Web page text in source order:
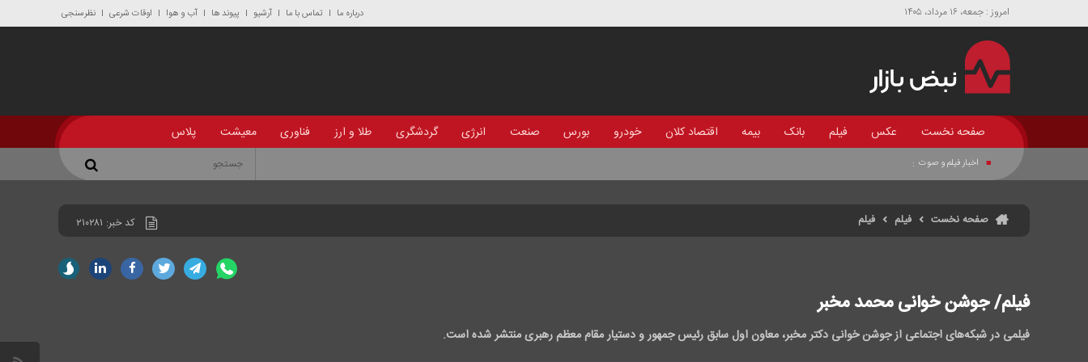
امروز : جمعه، ۱۶ مرداد، ۱۴۰۵ درباره ما تماس با ما آرشیو پیوند ها آب و هوا اوقات شرعی نظرسنجی
صفحه نخست عکس فیلم بانک بیمه اقتصاد کلان خودرو بورس صنعت انرژی گردشگری طلا و ارز فناوری معیشت پلاس
اخبار فیلم و صوت :
صفحه نخست فیلم فیلم کد خبر: ۲۱۰۲۸۱
فیلم/ جوشن خوانی محمد مخبر
فیلمی در شبکه‌های اجتماعی از جوشن خوانی دکتر مخبر، معاون اول سابق رئیس جمهور و دستیار مقام معظم رهبری منتشر شده است.